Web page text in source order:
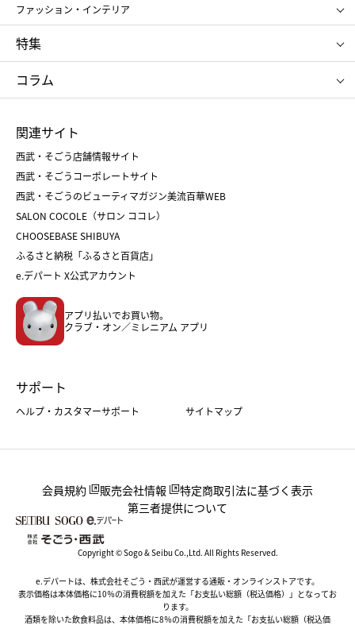
NARS
RMK
クリニーク
SK-Ⅱ
アンリ・シャルパンティエ
ゴディバ
新宿高野
たねや
ねんりん家
ファッション・インテリア
ポロ ラルフ ローレン
タケオ キクチ
ママ＆キッズ
シュタイフ
特集
お中元
ひな人形
五月人形
父の日
クリスマスケーキ
ホワイトデー
コラム
菓子折り
和菓子
人気のギフト
バレンタイン
ホワイトデー
おせち
フード
ホーム・キッチン＆アート
関連サイト
西武・そごう店舗情報サイト
西武・そごうコーポレートサイト
西武・そごうのビューティマガジン美流百華WEB
SALON COCOLE（サロン ココレ）
CHOOSEBASE SHIBUYA
ふるさと納税「ふるさと百貨店」
e.デパート X公式アカウント
アプリ払いでお買い物。
クラブ・オン／ミレニアム アプリ
サポート
ヘルプ・カスタマーサポート サイトマップ
会員規約 販売会社情報
特定商取引法に基づく表示
第三者提供について
Copyright © Sogo & Seibu Co.,Ltd. All Rights Reserved.
e.デパートは、株式会社そごう・西武が運営する通販・オンラインストアです。
表示価格は本体価格に10％の消費税額を加えた「お支払い総額（税込価格）」となってお
ります。
酒類を除いた飲食料品は、本体価格に8％の消費税額を加えた「お支払い総額（税込価